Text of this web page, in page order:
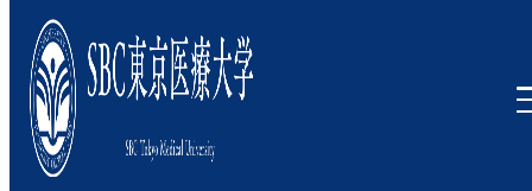
本学について
学びの特色
学部・学科
キャンパスライフ
入試情報
受験相談会